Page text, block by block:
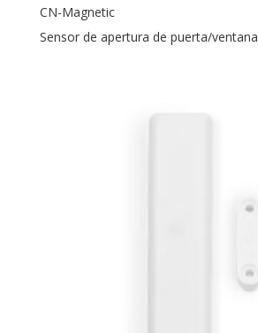
CN-Magnetic
Sensor de apertura de puerta/ventana